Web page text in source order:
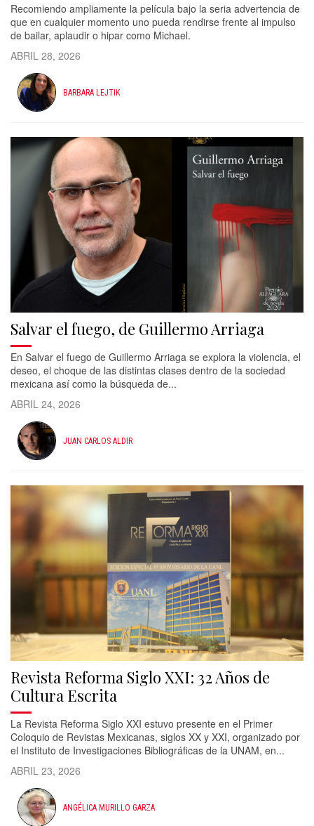
Recomiendo ampliamente la película bajo la seria advertencia de
que en cualquier momento uno pueda rendirse frente al impulso
de bailar, aplaudir o hipar como Michael.
ABRIL 28, 2026
BARBARA LEJTIK
Salvar el fuego, de Guillermo Arriaga
En Salvar el fuego de Guillermo Arriaga se explora la violencia, el
deseo, el choque de las distintas clases dentro de la sociedad
mexicana así como la búsqueda de...
ABRIL 24, 2026
JUAN CARLOS ALDIR
Revista Reforma Siglo XXI: 32 Años de
Cultura Escrita
La Revista Reforma Siglo XXI estuvo presente en el Primer
Coloquio de Revistas Mexicanas, siglos XX y XXI, organizado por
el Instituto de Investigaciones Bibliográficas de la UNAM, en...
ABRIL 23, 2026
ANGÉLICA MURILLO GARZA